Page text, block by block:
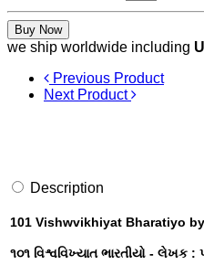
Buy Now
we ship worldwide including
Previous Product
Next Product
Description
101 Vishwvikhiyat Bharatiyo
૧૦૧ વિશ્વવિખ્યાત ભારતીયો - લેખક :